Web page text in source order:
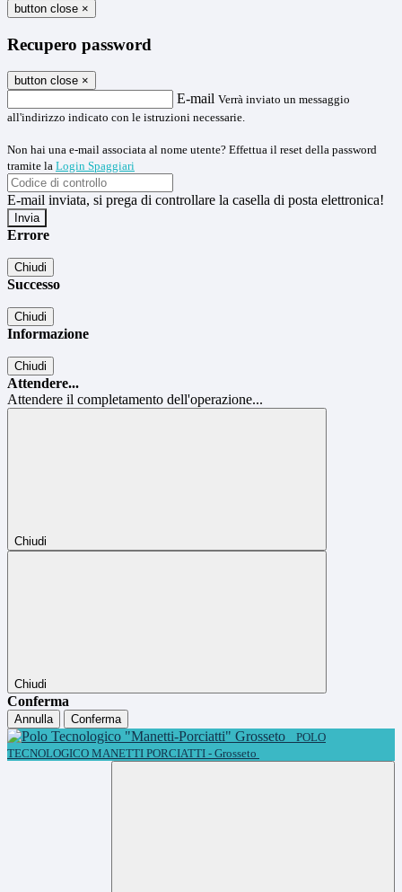
button close ×
Recupero password
button close ×
E-mail Verrà inviato un messaggio
all'indirizzo indicato con le istruzioni necessarie.
Non hai una e-mail associata al nome utente? Effettua il reset della password
tramite la Login Spaggiari
E-mail inviata, si prega di controllare la casella di posta elettronica!
Errore
Chiudi
Successo
Chiudi
Informazione
Chiudi
Attendere...
Attendere il completamento dell'operazione...
Chiudi
Chiudi
Conferma
Annulla
Conferma
POLO
TECNOLOGICO MANETTI PORCIATTI - Grosseto